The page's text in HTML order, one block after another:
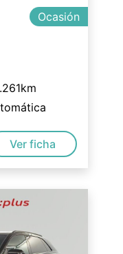
Ocasión
Ver ficha